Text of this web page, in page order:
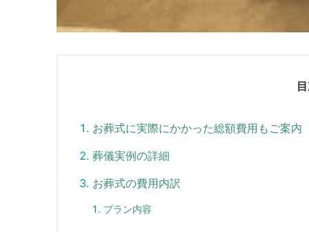
お葬式に実際にかかった総額費用もご案内
葬儀実例の詳細
お葬式の費用内訳
プラン内容